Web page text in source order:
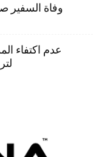
وفاة السفير
عدم اكتفاء